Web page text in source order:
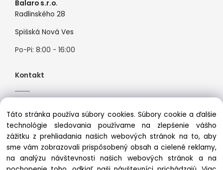
Balaro s.r.o.
Radlinského 28
Spišská Nová Ves
Po-Pi: 8:00 - 16:00
Kontakt
Mail:info@premiosport.sk
Táto stránka používa súbory cookies. Súbory cookie a ďalšie
technológie sledovania používame na zlepšenie vášho
zážitku z prehliadania našich webových stránok na to, aby
sme vám zobrazovali prispôsobený obsah a cielené reklamy,
na analýzu návštevnosti našich webových stránok a na